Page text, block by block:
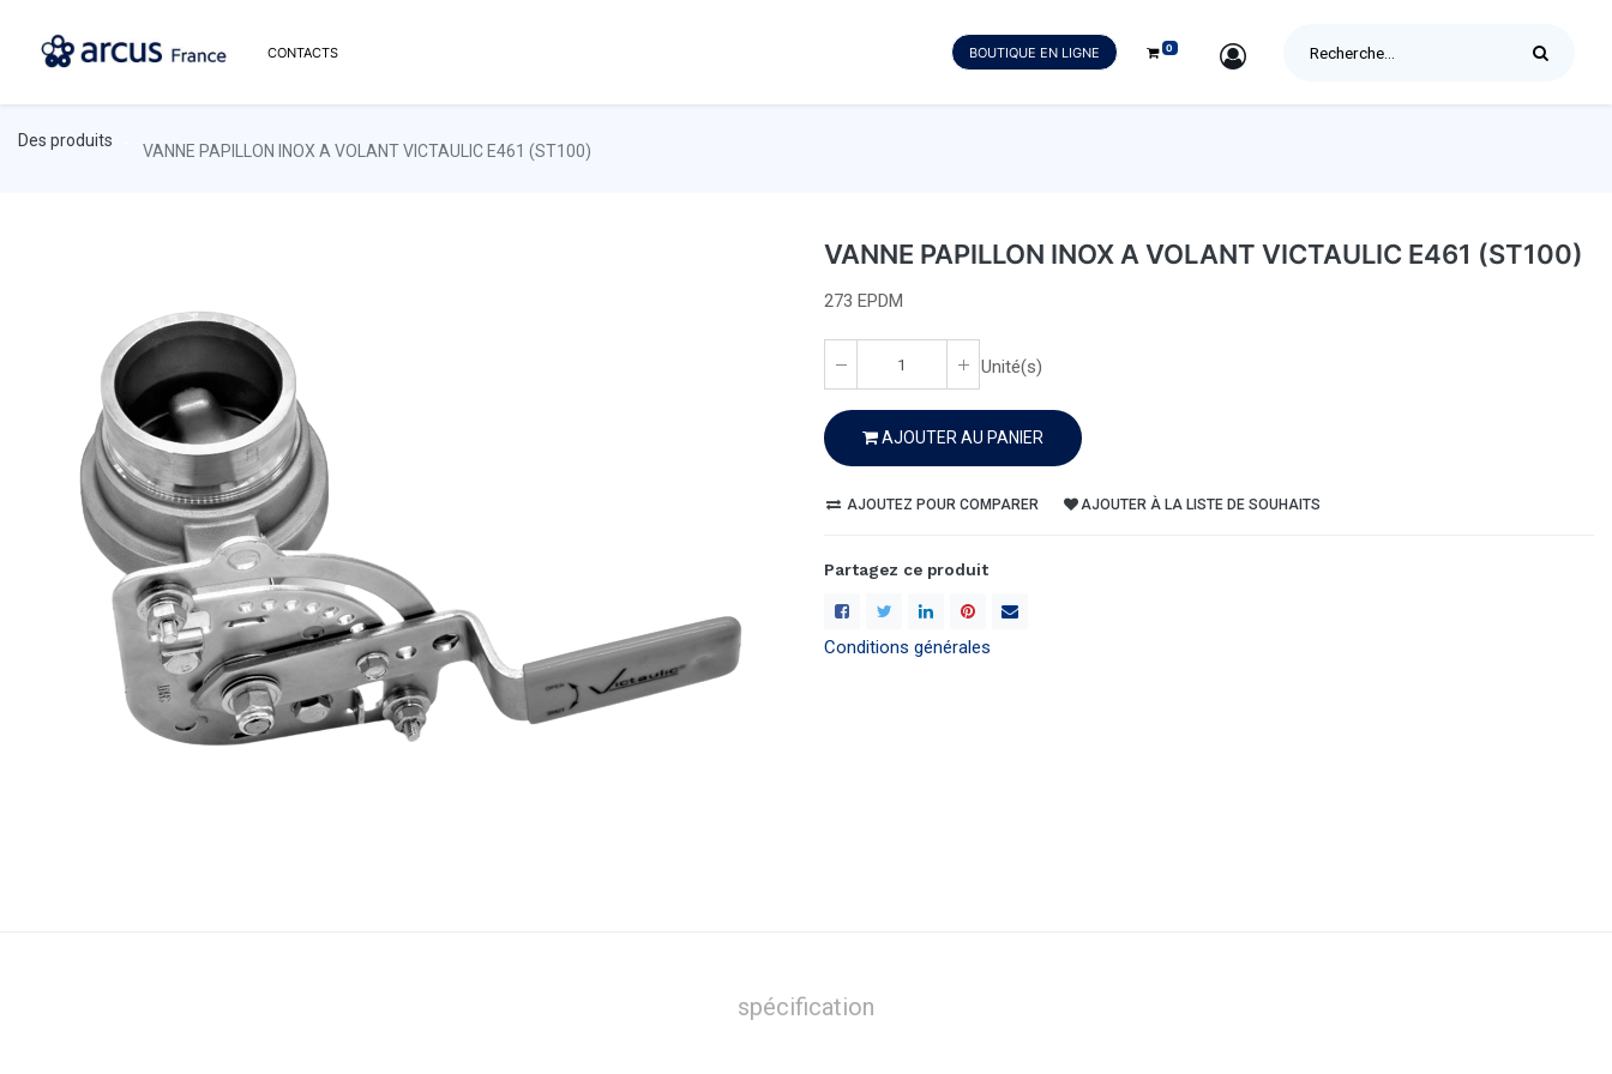
CONTACTS BOUTIQUE EN LIGNE 0 SIGN IN
Des produits
VANNE PAPILLON INOX A VOLANT VICTAULIC E461 (ST100)
VANNE PAPILLON INOX A VOLANT VICTAULIC E461 (ST100)
273 EPDM
Unité(s)
AJOUTER AU PANIER
AJOUTEZ POUR COMPARER AJOUTER À LA LISTE DE SOUHAITS
Partagez ce produit
Conditions générales
spécification